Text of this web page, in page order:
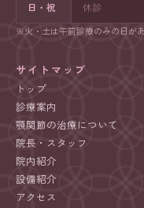
日・祝
休診
※火・土は午前診療のみの日が
サイトマップ
トップ
診療案内
顎関節の治療について
院長・スタッフ
院内紹介
設備紹介
アクセス